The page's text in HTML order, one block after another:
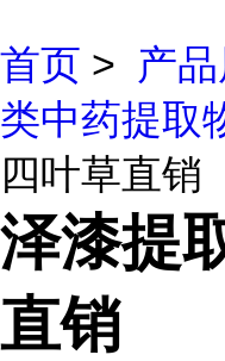
首页 > 产
类中药提取
四叶草直销
泽漆提
直销